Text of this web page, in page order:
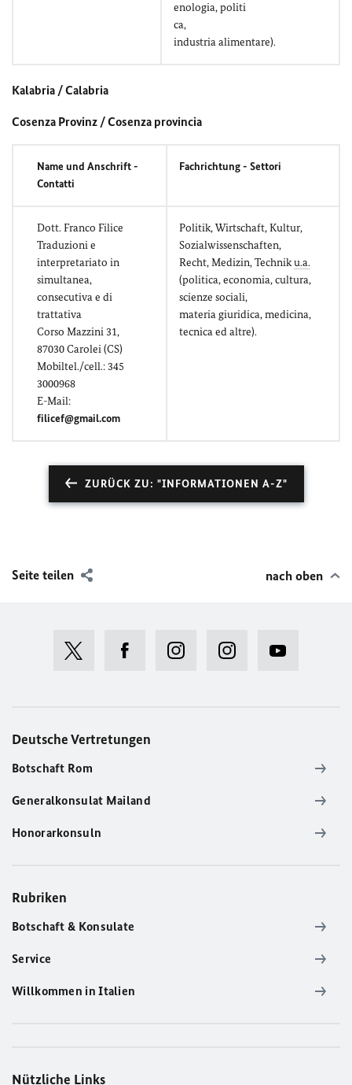
enologia, politi
ca,
industria alimentare).
Kalabria / Calabria
Cosenza Provinz / Cosenza provincia
Name und Anschrift -
Contatti
Fachrichtung - Settori
Dott. Franco Filice
Traduzioni e
interpretariato in
simultanea,
consecutiva e di
trattativa
Corso Mazzini 31,
87030 Carolei (CS)
Mobiltel./cell.: 345
3000968
E-Mail:
filicef@gmail.com
Politik, Wirtschaft, Kultur,
Sozialwissenschaften,
Recht, Medizin, Techniku.a.
(politica, economia, cultura,
scienze sociali,
materia giuridica, medicina,
tecnica ed altre).
ZURÜCK ZU: "INFORMATIONEN A-Z"
Seite teilen nach oben
Deutsche Vertretungen
Botschaft Rom
Generalkonsulat Mailand
Honorarkonsuln
Rubriken
Botschaft & Konsulate
Service
Willkommen in Italien
Nützliche Links